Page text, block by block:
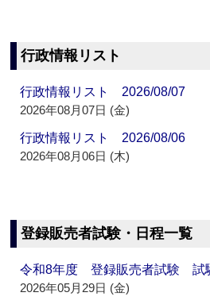
行政情報リスト
行政情報リスト 2026/08/07
2026年08月07日 (金)
行政情報リスト 2026/08/06
2026年08月06日 (木)
登録販売者試験・日程一覧
令和8年度 登録販売者試験 試
2026年05月29日 (金)